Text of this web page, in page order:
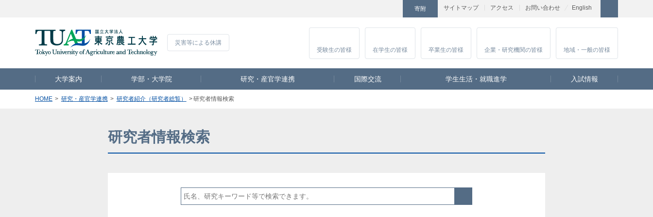
サイトマップ アクセス お問い合わせ
寄附 English
Instagram
災害等による休講
受験生の皆様 在学生の皆様 卒業生の皆様 企業・研究機関の皆様 地域・一般の皆様
大学案内 学部・大学院 研究・産官学連携 国際交流 学生生活・就職進学 入試情報
HOME 研究・産官学連携 研究者紹介（研究者総覧） 研究者情報検索
研究者情報検索